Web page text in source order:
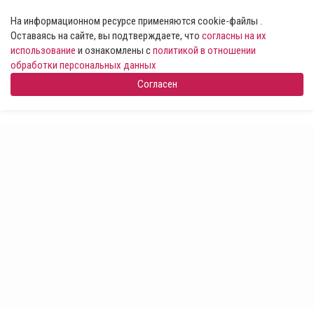
На информационном ресурсе применяются cookie-файлы .
Оставаясь на сайте, вы подтверждаете, что согласны на их
использование и ознакомлены сполитикой в отношении
обработки персональных данных
Согласен